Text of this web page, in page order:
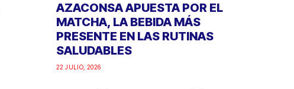
AZACONSA APUESTA POR EL
MATCHA, LA BEBIDA MÁS
PRESENTE EN LAS RUTINAS
SALUDABLES
22 JULIO, 2026